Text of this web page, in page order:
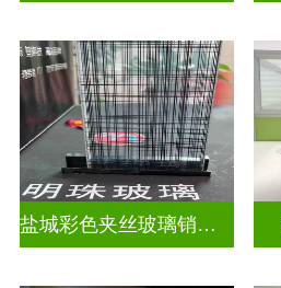
盐城彩色夹丝玻璃销售店